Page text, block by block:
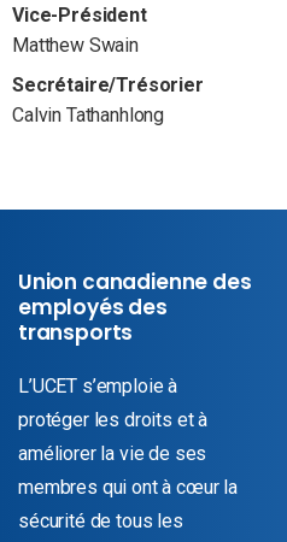
Vice-Président
Matthew Swain
Secrétaire/Trésorier
Calvin Tathanhlong
Union canadienne des
employés des
transports
L’UCET s’emploie à
protéger les droits et à
améliorer la vie de ses
membres qui ont à cœur la
sécurité de tous les